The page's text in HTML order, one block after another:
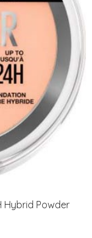
Hybrid Powder